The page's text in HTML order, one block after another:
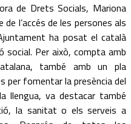
de Drets Socials, Mariona
l’accés de les persones als
ha posat el català
social. Per això, compta amb
també amb un pla
per fomentar la presència del
llengua, va destacar també
la sanitat o els serveis a